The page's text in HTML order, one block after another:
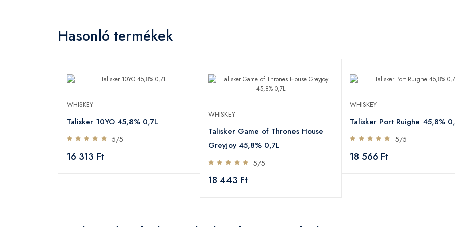
Hasonló termékek
WHISKEY
Talisker 10YO 45,8% 0,7L
5/5
16 313 Ft
WHISKEY
Talisker Game of Thrones House
Greyjoy 45,8% 0,7L
5/5
18 443 Ft
WHISKEY
Talisker Port Ruighe 45,8%
5/5
18 566 Ft